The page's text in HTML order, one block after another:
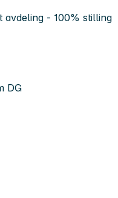
avdeling - 100% stilling
DG